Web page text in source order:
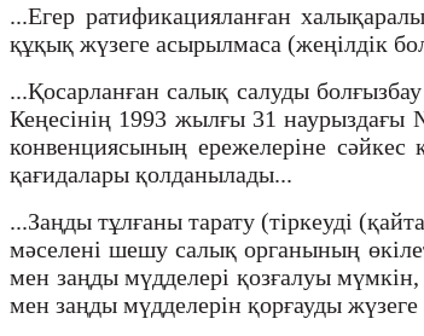
...Егер ратификацияланған
құқық жүзеге асырылмаса (жеңілдік
...Қосарланған салық салуды
Кеңесінің 1993 жылғы 31
конвенциясының ережелеріне сәйкес
қағидалары қолданылады...
...Заңды тұлғаны тарату (тіркеуді
мәселені шешу салық органының
мен заңды мүдделері қозғалуы мүмкін,
мен заңды мүдделерін қорғауды